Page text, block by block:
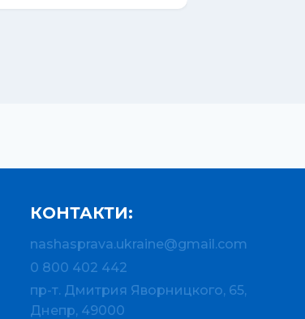
КОНТАКТИ:
nashasprava.ukraine@gmail.com
0 800 402 442
пр-т. Дмитрия Яворницкого, 65,
Днепр, 49000